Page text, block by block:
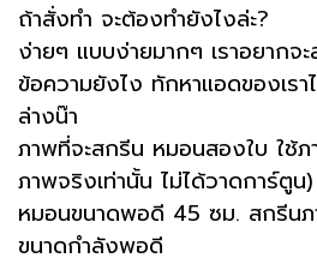
ถ้าสั่งทำ จะต้องทำยังไงล่ะ?
ง่ายๆ แบบง่ายมากๆ เราอยากจ
ข้อความยังไง ทักหาแอดของเรา
ล่างน๊า
ภาพที่จะสกรีน หมอนสองใบ ใช้
ภาพจริงเท่านั้น ไม่ได้วาดการ์ตูน)
หมอนขนาดพอดี 45 ซม. สกรีนภ
ขนาดกำลังพอดี